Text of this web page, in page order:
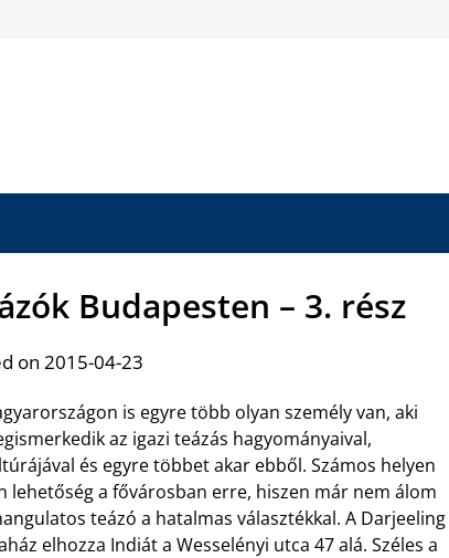
Budapesten – 3. rész
on 2015-04-23
is egyre több olyan személy van, aki
az igazi teázás hagyományaival,
és egyre többet akar ebből. Számos helyen
lehetőség a fővárosban erre, hiszen már nem álom
teázó a hatalmas választékkal. A Darjeeling
elhozza Indiát a Wesselényi utca 47 alá. Széles a